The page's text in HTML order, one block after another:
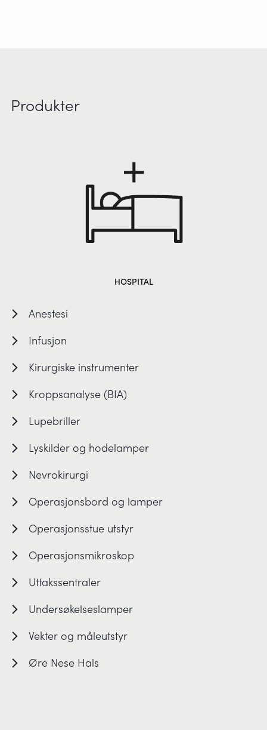
Produkter
HOSPITAL
Anestesi
Infusjon
Kirurgiske instrumenter
Kroppsanalyse (BIA)
Lupebriller
Lyskilder og hodelamper
Nevrokirurgi
Operasjonsbord og lamper
Operasjonsstue utstyr
Operasjonsmikroskop
Uttakssentraler
Undersøkelseslamper
Vekter og måleutstyr
Øre Nese Hals